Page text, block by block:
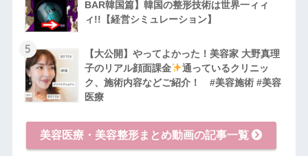
BAR韓国篇】韓国の整形技術は世界一ィィ
ィ!!【経営シミュレーション】
5
【大公開】やってよかった！美容家 大野真理
子のリアル顔面課金
通っているクリニッ
ク、施術内容などご紹介！ #美容施術 #美容
医療
美容医療・美容整形まとめ動画の記事一覧